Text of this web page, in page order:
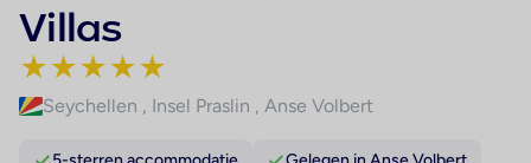
Villas
★★★★★
Seychellen , Insel Praslin , Anse Volbert